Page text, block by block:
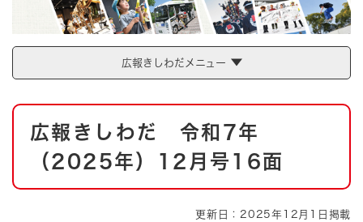
とじる
とじる
広報きしわだメニュー
本
広報きしわだ 令和7年
（2025年）12月号16面
更新日：2025年12月1日掲載